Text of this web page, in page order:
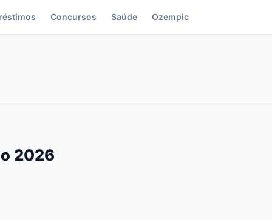
Concursos Saúde Ozempic
2026